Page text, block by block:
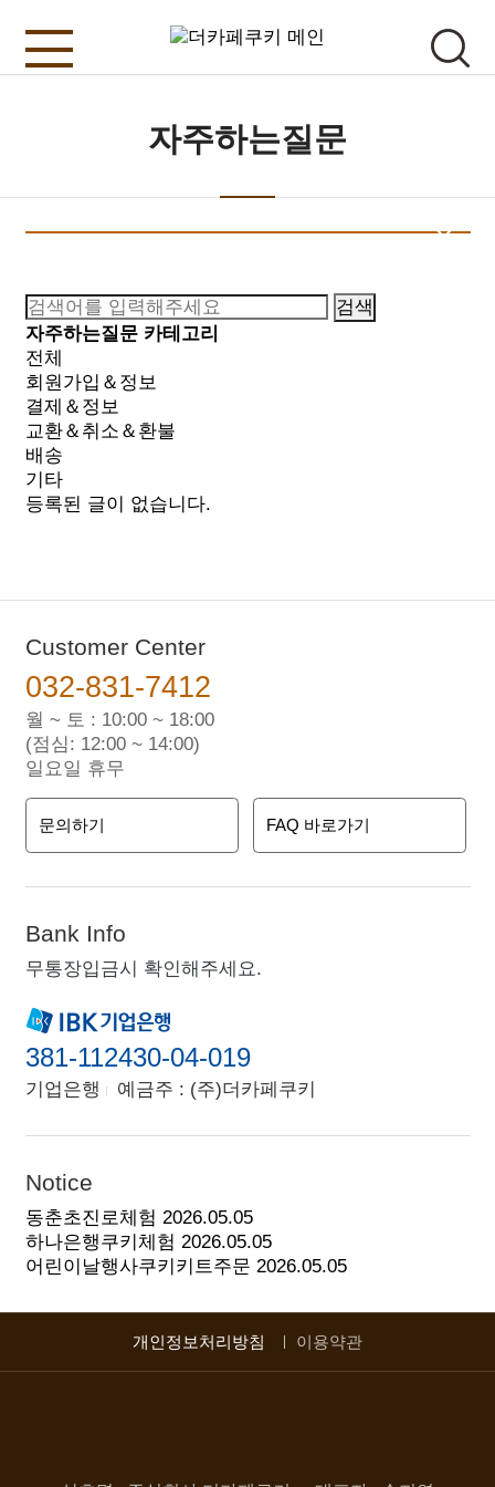
자주하는질문
검색
자주하는질문 카테고리
전체
회원가입＆정보
결제＆정보
교환＆취소＆환불
배송
기타
등록된 글이 없습니다.
Customer Center
032-831-7412
월 ~ 토 : 10:00 ~ 18:00
(점심: 12:00 ~ 14:00)
일요일 휴무
문의하기 FAQ 바로가기
Bank Info
무통장입금시 확인해주세요.
381-112430-04-019
기업은행 예금주 : (주)더카페쿠키
Notice
동춘초진로체험 2026.05.05
하나은행쿠키체험 2026.05.05
어린이날행사쿠키키트주문 2026.05.05
개인정보처리방침 이용약관